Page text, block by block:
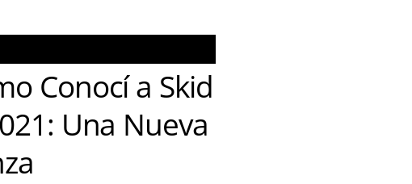
Conocí a Skid
Una Nueva